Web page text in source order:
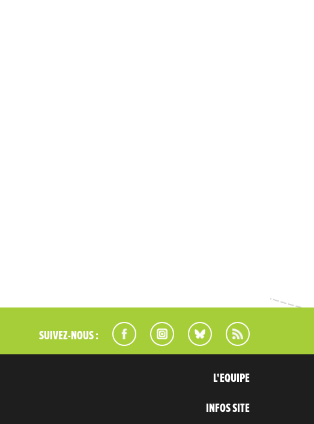
SUIVEZ-NOUS :
L'EQUIPE
INFOS SITE